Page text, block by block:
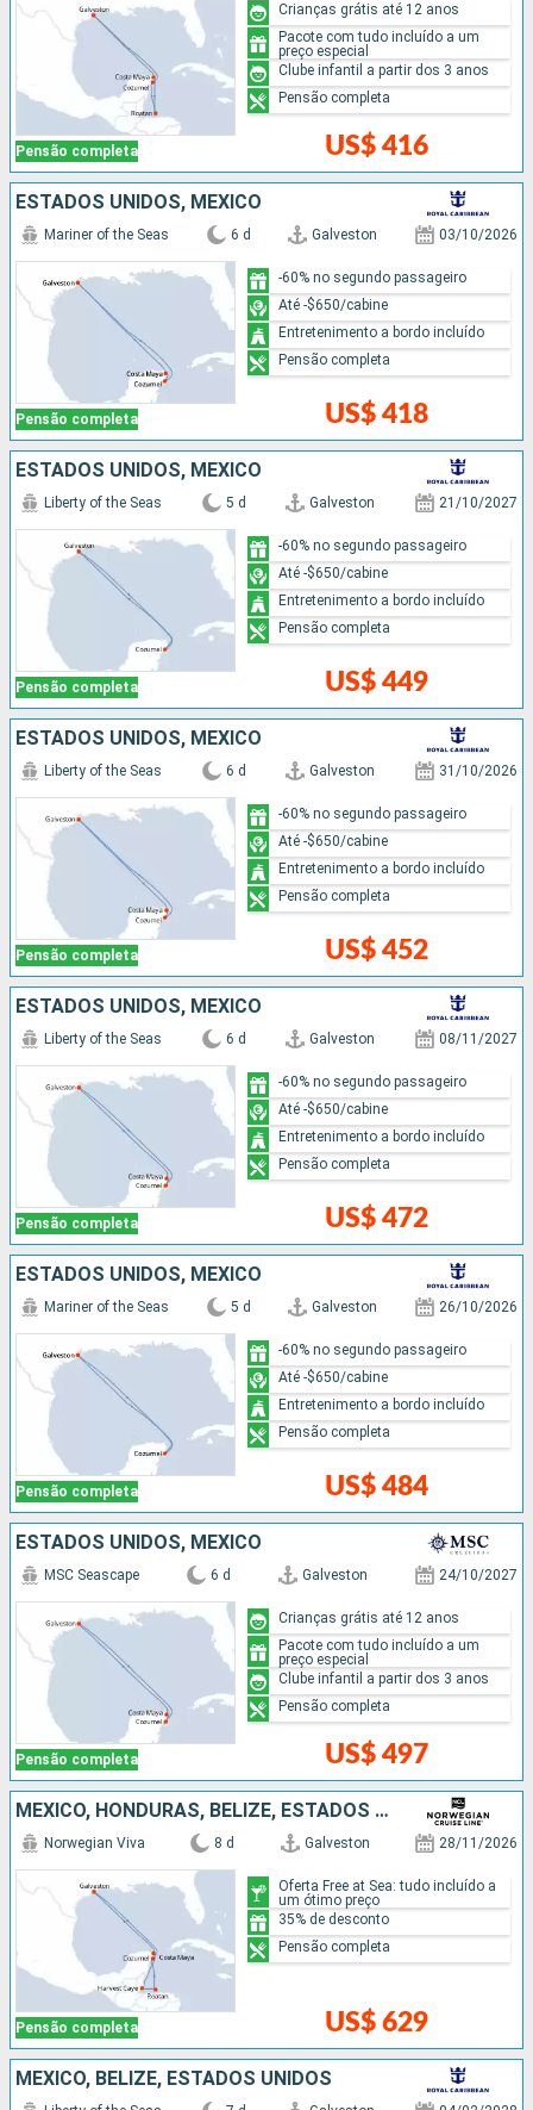
Pensão completa US$ 416
Crianças grátis até 12 anos
Pacote com tudo incluído a um
preço especial
Clube infantil a partir dos 3 anos
Pensão completa
ESTADOS UNIDOS, MÉXICO
Pensão completa
Mariner of the Seas 6 d Galveston 03/10/2026
US$ 418
-60% no segundo passageiro
Até -$650/cabine
Entretenimento a bordo incluído
Pensão completa
ESTADOS UNIDOS, MÉXICO
Pensão completa
Liberty of the Seas 5 d Galveston 21/10/2027
US$ 449
-60% no segundo passageiro
Até -$650/cabine
Entretenimento a bordo incluído
Pensão completa
ESTADOS UNIDOS, MÉXICO
Pensão completa
Liberty of the Seas 6 d Galveston 31/10/2026
US$ 452
-60% no segundo passageiro
Até -$650/cabine
Entretenimento a bordo incluído
Pensão completa
ESTADOS UNIDOS, MÉXICO
Pensão completa
Liberty of the Seas 6 d Galveston 08/11/2027
US$ 472
-60% no segundo passageiro
Até -$650/cabine
Entretenimento a bordo incluído
Pensão completa
ESTADOS UNIDOS, MÉXICO
Pensão completa
Mariner of the Seas 5 d Galveston 26/10/2026
US$ 484
-60% no segundo passageiro
Até -$650/cabine
Entretenimento a bordo incluído
Pensão completa
ESTADOS UNIDOS, MÉXICO
Pensão completa
MSC Seascape 6 d Galveston 24/10/2027
US$ 497
Crianças grátis até 12 anos
Pacote com tudo incluído a um
preço especial
Clube infantil a partir dos 3 anos
Pensão completa
MÉXICO, HONDURAS, BELIZE, ESTADOS UNIDOS
Pensão completa
Norwegian Viva 8 d Galveston 28/11/2026
US$ 629
Oferta Free at Sea: tudo incluído a
um ótimo preço
35% de desconto
Pensão completa
MÉXICO, BELIZE, ESTADOS UNIDOS